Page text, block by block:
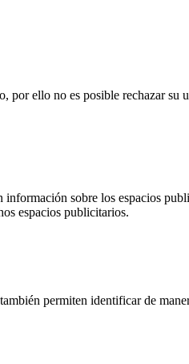
por ello no es posible rechazar su
sobre los espacios
espacios publicitarios.
permiten identificar de